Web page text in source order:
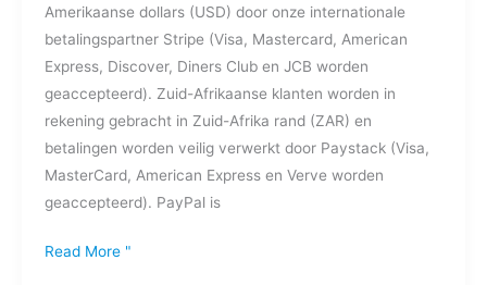
Amerikaanse dollars (USD) door onze internationale
betalingspartner Stripe (Visa, Mastercard, American
Express, Discover, Diners Club en JCB worden
geaccepteerd). Zuid-Afrikaanse klanten worden in
rekening gebracht in Zuid-Afrika rand (ZAR) en
betalingen worden veilig verwerkt door Paystack (Visa,
MasterCard, American Express en Verve worden
geaccepteerd). PayPal is
plannen
en
add-
ons?
Read More "